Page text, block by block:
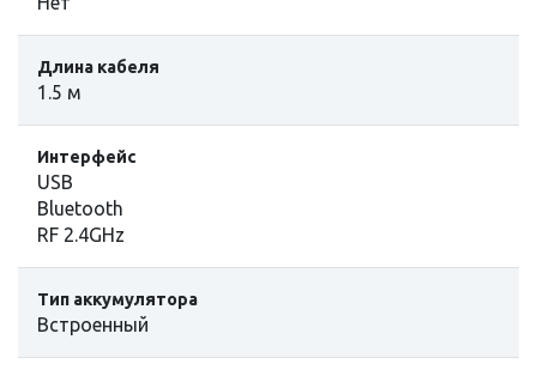
Длина кабеля
1.5 м
Интерфейс
USB
Bluetooth
RF 2.4GHz
Тип аккумулятора
Встроенный